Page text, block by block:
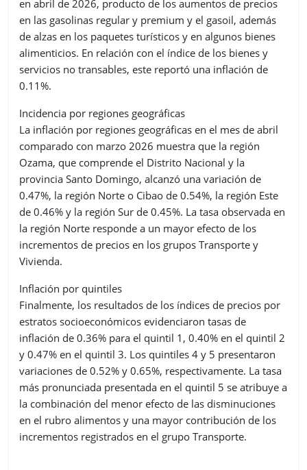
en abril de 2026, producto de los aumentos de precios
en las gasolinas regular y premium y el gasoil, además
de alzas en los paquetes turísticos y en algunos bienes
alimenticios. En relación con el índice de los bienes y
servicios no transables, este reportó una inflación de
0.11%.
Incidencia por regiones geográficas
La inflación por regiones geográficas en el mes de abril
comparado con marzo 2026 muestra que la región
Ozama, que comprende el Distrito Nacional y la
provincia Santo Domingo, alcanzó una variación de
0.47%, la región Norte o Cibao de 0.54%, la región Este
de 0.46% y la región Sur de 0.45%. La tasa observada en
la región Norte responde a un mayor efecto de los
incrementos de precios en los grupos Transporte y
Vivienda.
Inflación por quintiles
Finalmente, los resultados de los índices de precios por
estratos socioeconómicos evidenciaron tasas de
inflación de 0.36% para el quintil 1, 0.40% en el quintil 2
y 0.47% en el quintil 3. Los quintiles 4 y 5 presentaron
variaciones de 0.52% y 0.65%, respectivamente. La tasa
más pronunciada presentada en el quintil 5 se atribuye a
la combinación del menor efecto de las disminuciones
en el rubro alimentos y una mayor contribución de los
incrementos registrados en el grupo Transporte.